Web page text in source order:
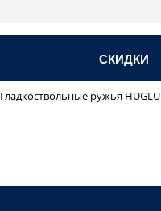
СКИДКИ
Гладкоствольные ружья HUGLU